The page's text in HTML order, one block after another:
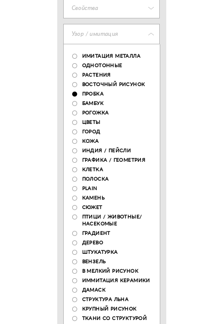
Свойства
Узор / имитация
ИМИТАЦИЯ МЕТАЛЛА
ОДНОТОННЫЕ
РАСТЕНИЯ
ВОСТОЧНЫЙ РИСУНОК
ПРОБКА
БАМБУК
РОГОЖКА
ЦВЕТЫ
ГОРОД
КОЖА
ИНДИЯ / ПЕЙСЛИ
ГРАФИКА / ГЕОМЕТРИЯ
КЛЕТКА
ПОЛОСКА
PLAIN
КАМЕНЬ
СЮЖЕТ
ПТИЦИ / ЖИВОТНЫЕ/
НАСЕКОМЫЕ
ГРАДИЕНТ
ДЕРЕВО
ШТУКАТУРКА
ВЕНЗЕЛЬ
В МЕЛКИЙ РИСУНОК
ИММИТАЦИЯ КЕРАМИКИ
ДАМАСК
СТРУКТУРА ЛЬНА
КРУПНЫЙ РИСУНОК
ТКАНИ СО СТРУКТУРОЙ